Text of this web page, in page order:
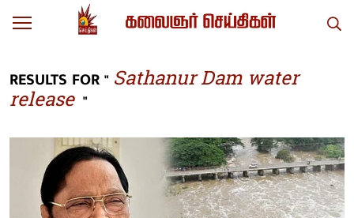
RESULTS FOR " Sathanur Dam water
release "